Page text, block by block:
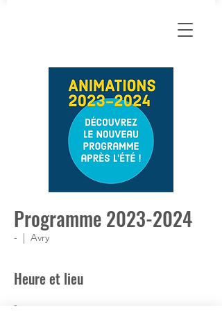
Programme 2023-2024
-
  |
Avry
Heure et lieu
-